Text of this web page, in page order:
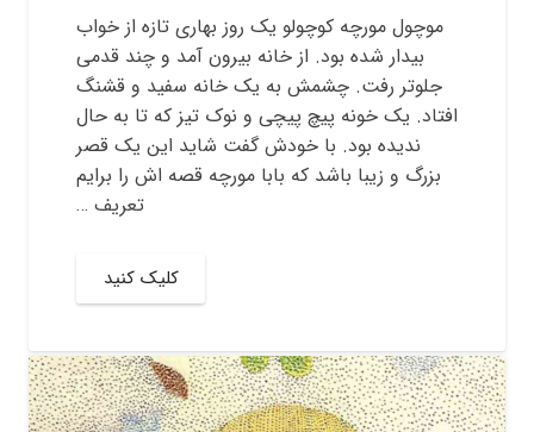
موچول مورچه کوچولو یک روز بهاری تازه از خواب
بیدار شده بود. از خانه بیرون آمد و چند قدمی
جلوتر رفت. چشمش به یک خانه سفید و قشنگ
افتاد. یک خونه پیچ پیچی و نوک تیز که تا به حال
ندیده بود. با خودش گفت شاید این یک قصر
بزرگ و زیبا باشد که بابا مورچه قصه اش را برایم
تعریف …
کلیک کنید